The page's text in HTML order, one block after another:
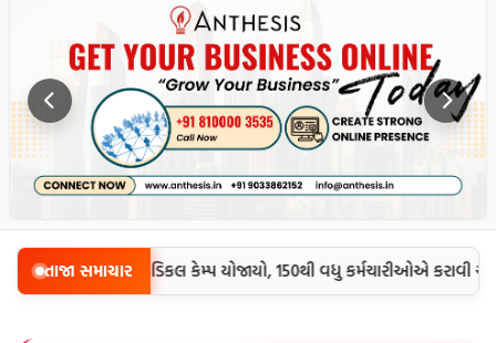
તાજા સમાચાર
કર્મચારીઓ માટે મેડિકલ કેમ્પ યોજાયો, 150થી વધુ કર્મચારીઓએ કરાવી